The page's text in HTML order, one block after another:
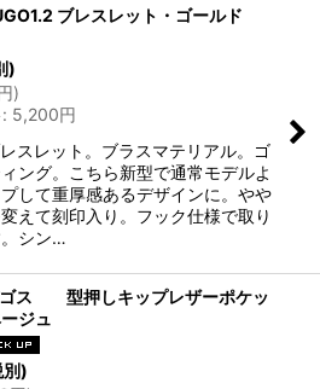
ブレスレット・ゴールド
)
)
: 5,200円
スレット。ブラスマテリアル。ゴ
ング。こちら新型で通常モデルよ
して重厚感あるデザインに。やや
えて刻印入り。フック仕様で取り
シン…
ス 型押しキップレザーポケッ
ジュ
別)